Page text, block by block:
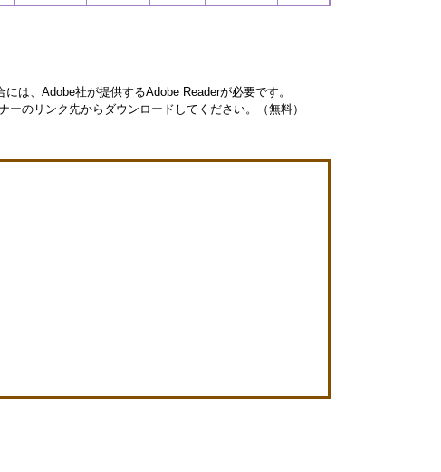
は、Adobe社が提供するAdobe Readerが必要です。
ーのリンク先からダウンロードしてください。（無料）